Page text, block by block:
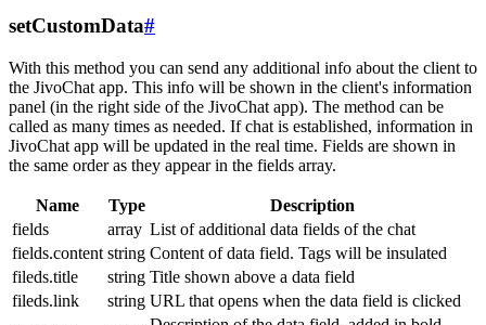
setCustomData#
With this method you can send any additional info about the client to
the JivoChat app. This info will be shown in the client's information
panel (in the right side of the JivoChat app). The method can be
called as many times as needed. If chat is established, information in
JivoChat app will be updated in the real time. Fields are shown in
the same order as they appear in the fields array.
Name Type
Description
fields
array List of additional data fields of the chat
fields.content string Content of data field. Tags will be insulated
fileds.title
string Title shown above a data field
fileds.link
string URL that opens when the data field is clicked